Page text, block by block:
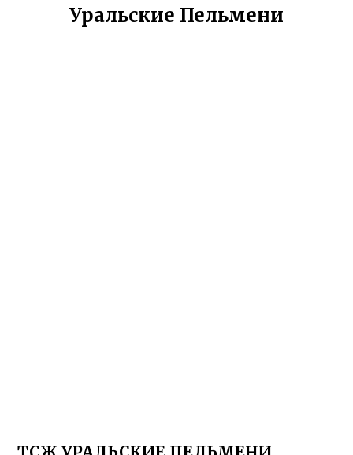
Уральские Пельмени